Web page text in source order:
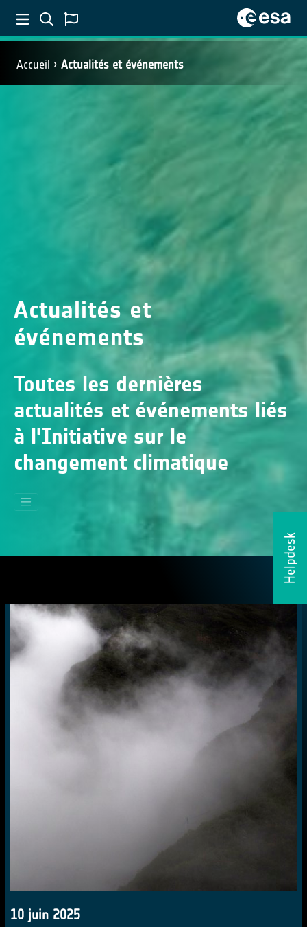
Accueil Actualités et événements
Helpdesk
Actualités et
événements
Toutes les dernières
actualités et événements liés
à l'Initiative sur le
changement climatique
10 juin 2025